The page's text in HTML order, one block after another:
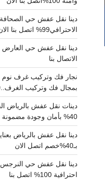
دينا نقل عفش حي
الاحترافي99% اتصل بنا الان
الاتصال بنا
بمجال فك وتركيب الغرف..100%ضمان جودة
دينات نقل عفش بالرياض
40% بأمان وجودة مضمونة 100% تواصل الان
بـ40%خصم اتصل الان
احترافية 100% اتصل بنا